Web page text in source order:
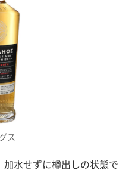
ス
加水せずに樽出しの状態で